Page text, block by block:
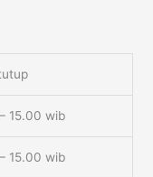
15.00 wib
15.00 wib